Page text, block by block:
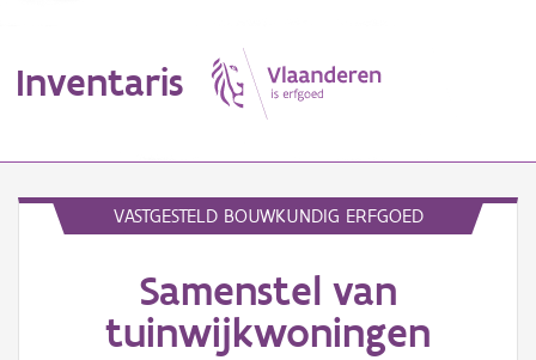
Inventaris
Aanduidingsobject
VASTGESTELD BOUWKUNDIG ERFGOED
Samenstel van
tuinwijkwoningen